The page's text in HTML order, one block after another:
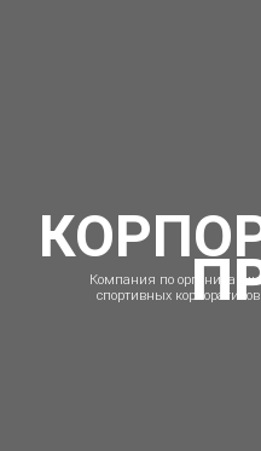
Компания по организации
спортивных корпоративов